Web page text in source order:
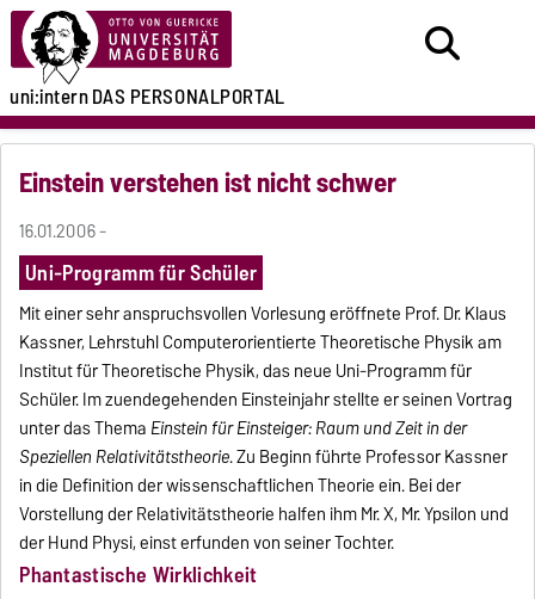
uni:internDAS PERSONALPORTAL
Einstein verstehen ist nicht schwer
16.01.2006 -
Uni-Programm für Schüler
Mit einer sehr anspruchsvollen Vorlesung eröffnete Prof. Dr. Klaus
Kassner, Lehrstuhl Computerorientierte Theoretische Physik am
Institut für Theoretische Physik, das neue Uni-Programm für
Schüler. Im zuendegehenden Einsteinjahr stellte er seinen Vortrag
unter das Thema Einstein für Einsteiger: Raum und Zeit in der
Speziellen Relativitätstheorie. Zu Beginn führte Professor Kassner
in die Definition der wissenschaftlichen Theorie ein. Bei der
Vorstellung der Relativitätstheorie halfen ihm Mr. X, Mr. Ypsilon und
der Hund Physi, einst erfunden von seiner Tochter.
Phantastische Wirklichkeit